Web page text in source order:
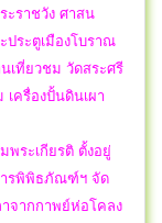
ะราชวัง ศาสน
ประตูเมืองโบราณ
เที่ยวชม วัดสระศรี
ครื่องปั้นดินเผา
ระเกียรติ ตั้งอยู่
ารพิพิธภัณฑ์ฯ จัด
จากกาพย์ห่อโคลง